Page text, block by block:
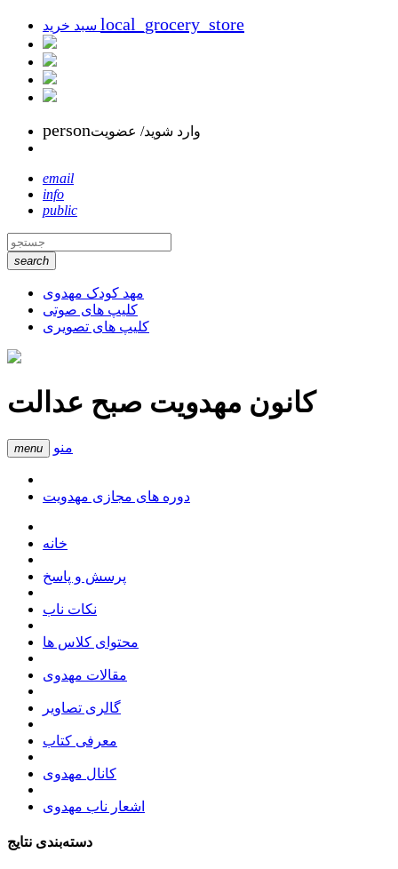
local_grocery_store
personوارد شوید/ عضویت
email
info
public
search
مهد کودک مهدوی
کلیپ های صوتی
کلیپ های تصویری
کانون مهدویت صبح عدالت
menu منو
دوره های مجازی مهدویت
خانه
پرسش و پاسخ
نکات ناب
محتوای کلاس ها
مقالات مهدوی
گالری تصاویر
معرفی کتاب
کانال مهدوی
اشعار ناب مهدوی
دسته‌بندی نتایج